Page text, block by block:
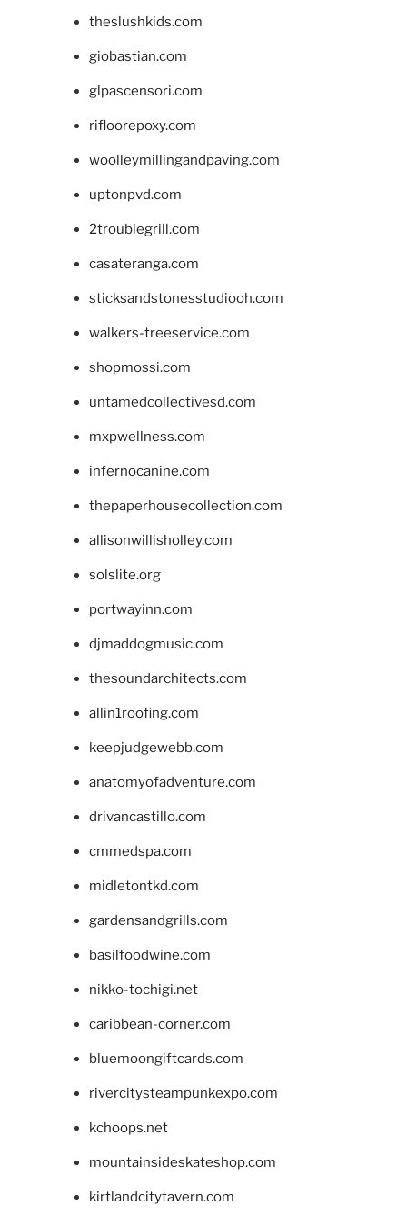
theslushkids.com
giobastian.com
glpascensori.com
rifloorepoxy.com
woolleymillingandpaving.com
uptonpvd.com
2troublegrill.com
casateranga.com
sticksandstonesstudiooh.com
walkers-treeservice.com
shopmossi.com
untamedcollectivesd.com
mxpwellness.com
infernocanine.com
thepaperhousecollection.com
allisonwillisholley.com
solslite.org
portwayinn.com
djmaddogmusic.com
thesoundarchitects.com
allin1roofing.com
keepjudgewebb.com
anatomyofadventure.com
drivancastillo.com
cmmedspa.com
midletontkd.com
gardensandgrills.com
basilfoodwine.com
nikko-tochigi.net
caribbean-corner.com
bluemoongiftcards.com
rivercitysteampunkexpo.com
kchoops.net
mountainsideskateshop.com
kirtlandcitytavern.com